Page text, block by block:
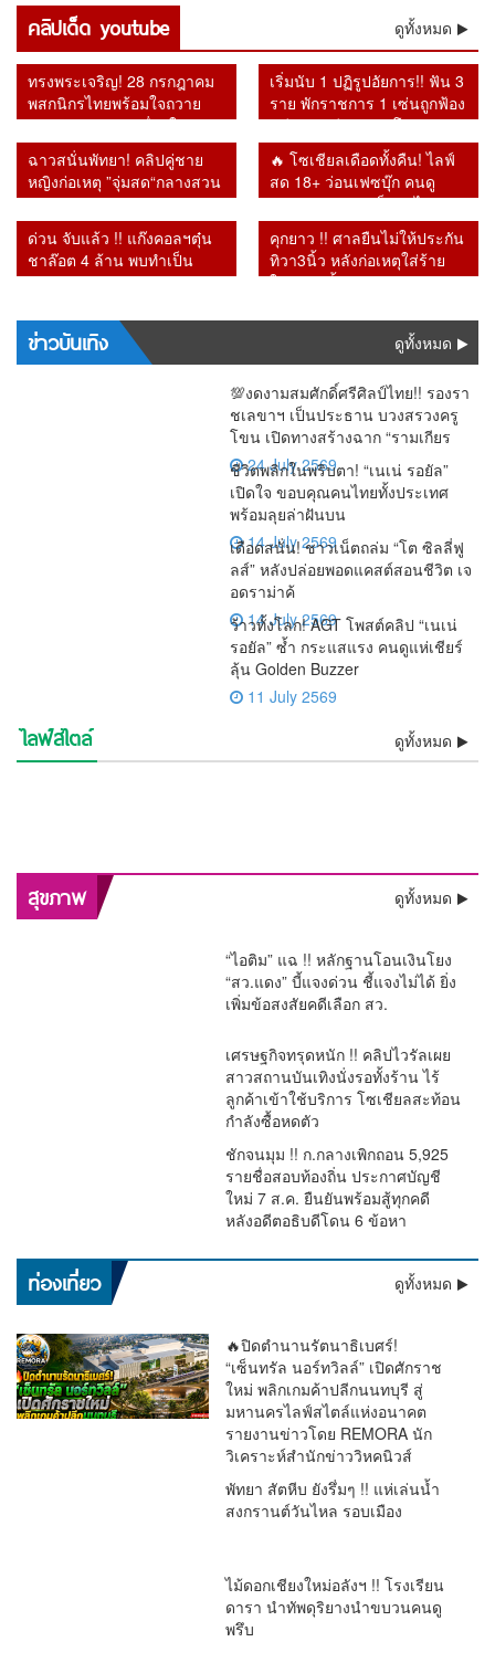
เข้าใช้
บริการ โซ
เชียล
สะท้อน
กำลังซื้อหด
ตัว
ติดลบถึง
2.6 แสน
ล้าน
กรองสิทธิ์
OTOP ใช้
ประชาชน
มหาศาล
แต่ร้านยิ่ง
เกียรติ”
ย้อนคำ
เตือน
Bitcoin วัน
นี้หลายคดี
จริง
ย้อนคำ
เตือน
Bitcoin วัน
นี้หลายคดี
จริง
กดีล
35,000
ล้าน สู่คดี
ใหญ่
ก.ล.ต.กล่าว
สินทรัพย์
ลูกค้าถูก
โจรกรรม
1,700 ล้าน
คลิปเด็ด youtube ดูทั้งหมด
ทรงพระเจริญ! 28 กรกฎาคม
พสกนิกรไทยพร้อมใจถวาย
พระพรชัยมงคล เนื่องในวัน
เฉลิมพระชนมพรรษา 74
พรรษา
เริ่มนับ 1 ปฏิรูปอัยการ!! ฟัน 3
ราย พักราชการ 1 เซ่นถูกฟ้อง
คดีทุจริต อีก 2 รายโดนวินัย
หลังเปลี่ยน อัยการสูงสุดคน
ใหม่
ฉาวสนั่นพัทยา! คลิปคู่ชาย
หญิงก่อเหตุ ”จุ่มสด“กลางสวน
สาธารณะ รปภ.เผยเดินตรวจ
ผ่านขั้นผงะ
🔥 โซเชียลเดือดทั้งคืน! ไลฟ์
สด 18+ ว่อนเฟซบุ๊ก คนดู
ทะลัก ก่อนชาวเน็ตตาไวพบ
ชื่อ “กรมควบคุมโรค” โผล่
ร่วมรับชม
ด่วน จับแล้ว !! แก๊งคอลฯตุ๋น
ชาล๊อต 4 ล้าน พบทำเป็น
ขบวนการ
คุกยาว !! ศาลยืนไม่ให้ประกัน
ทิวา3นิ้ว หลังก่อเหตุใส่ร้าย
ในหลวงซ้ำซาก
ข่าวบันเทิง ดูทั้งหมด
💯งดงามสมศักดิ์ศรีศิลป์ไทย!! รองรา
ชเลขาฯ เป็นประธาน บวงสรวงครู
โขน เปิดทางสร้างฉาก “รามเกียร
24 July 2569
ชีวิตพลิกในพริบตา! “เนเน่ รอยัล”
เปิดใจ ขอบคุณคนไทยทั้งประเทศ
พร้อมลุยล่าฝันบน
14 July 2569
เดือดสนั่น! ชาวเน็ตถล่ม “โต ซิลลี่ฟู
ลส์” หลังปล่อยพอดแคสต์สอนชีวิต เจ
อดราม่าค้
14 July 2569
ว้าวทั้งโลก! AGT โพสต์คลิป “เนเน่
รอยัล” ซ้ำ กระแสแรง คนดูแห่เชียร์
ลุ้น Golden Buzzer
11 July 2569
ไลฟ์สไตล์ ดูทั้งหมด
💯งดงามสมศักดิ์ศรีศิลป์ไทย!!
รองราชเลขาฯ เป็นประธาน
ชีวิตพลิกในพริบตา! “เนเน่
รอยัล” เปิดใจ ขอบคุณคนไทย
เดือดสนั่น! ชาวเน็ตถล่ม “โต ซิ
ลลี่ฟูลส์” หลังปล่อยพอดแคสต์
ว้าวทั้งโลก! AGT โพสต์คลิป
“เนเน่ รอยัล” ซ้ำ กระแสแรง
🚨 ด่วน! “หนุ่ม กรรชัย” เปิดผล
อิสรภาพคืนร็อกสตาร์!! “เสก
ช็อกวงการบันเทิง !! ศาลสั่งคุก
ลุ้นระทึกทั้งประเทศ! “ติณติณ”
สุขภาพ ดูทั้งหมด
พลิกสุขภาพกรุงเทพฯ! “หมอนันทวัน” ชง 3 ยุทธศาสตร์ใหญ่
ทลายคอขวดระบบรักษา
“ไอติม” แฉ !! หลักฐานโอนเงินโยง
“สว.แดง” บี้แจงด่วน ชี้แจงไม่ได้ ยิ่ง
เพิ่มข้อสงสัยคดีเลือก สว.
เศรษฐกิจทรุดหนัก !! คลิปไวรัลเผย
สาวสถานบันเทิงนั่งรอทั้งร้าน ไร้
ลูกค้าเข้าใช้บริการ โซเชียลสะท้อน
กำลังซื้อหดตัว
ชักจนมุม !! ก.กลางเพิกถอน 5,925
รายชื่อสอบท้องถิ่น ประกาศบัญชี
ใหม่ 7 ส.ค. ยืนยันพร้อมสู้ทุกคดี
หลังอดีตอธิบดีโดน 6 ข้อหา
ท่องเที่ยว ดูทั้งหมด
เตือนด่วน !! อุตุฯ ชี้ฝนถล่มทั่วไทย “ตะวันออก–อันดามัน” หนัก
มาก กทม.โดน 60% ระวังน้ำท่วม
🔥ปิดตำนานรัตนาธิเบศร์!
“เซ็นทรัล นอร์ทวิลล์” เปิดศักราช
ใหม่ พลิกเกมค้าปลีกนนทบุรี สู่
มหานครไลฟ์สไตล์แห่งอนาคต
รายงานข่าวโดย REMORA นัก
วิเคราะห์สำนักข่าววิหคนิวส์
พัทยา สัตหีบ ยังรึ่มๆ !! แห่เล่นน้ำ
สงกรานต์วันไหล รอบเมือง
ไม้ดอกเชียงใหม่อลังฯ !! โรงเรียน
ดารา นำทัพดุริยางนำขบวนคนดู
พรึบ